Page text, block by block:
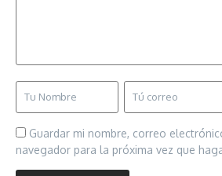
Guardar mi nombre, correo
navegador para la próxima vez que